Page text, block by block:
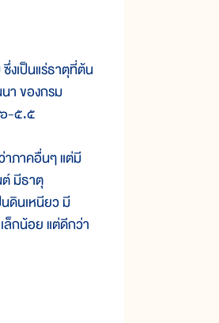
งเป็นแร่ธาตุที่ต้น
า ของกรม
-๕.๕
ภาคอื่นๆ แต่มี
มีธาตุ
ดินเหนียว มี
ล็กน้อย แต่ดีกว่า